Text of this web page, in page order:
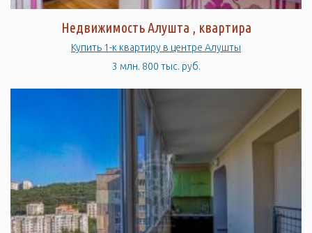
Недвижимость Алушта , квартира
Купить 1-к квартиру в центре Алушты
3 млн. 800 тыс. руб.